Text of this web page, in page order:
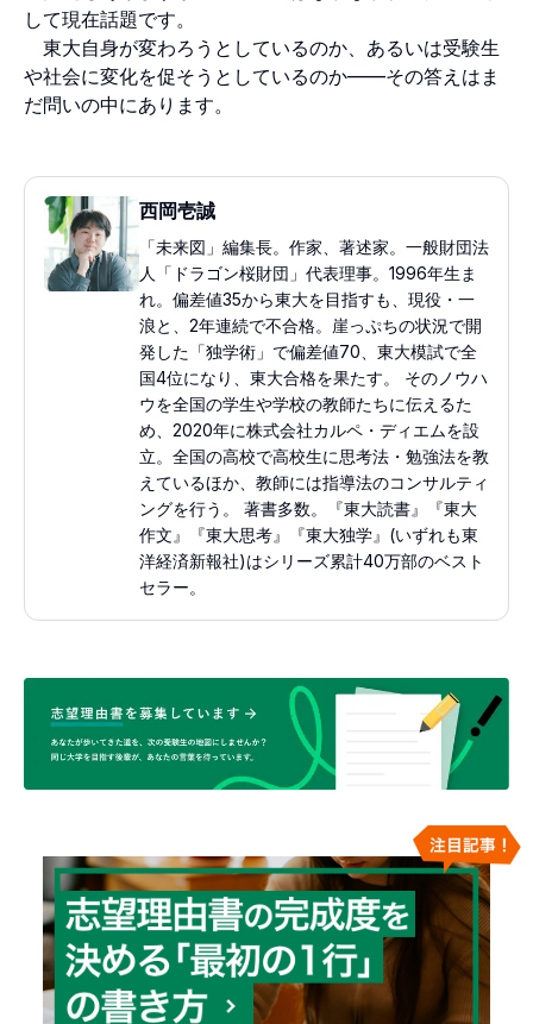
して現在話題です。
東大自身が変わろうとしているのか、あるいは受験生
や社会に変化を促そうとしているのか——その答えはま
だ問いの中にあります。
西岡壱誠
「未来図」編集長。作家、著述家。一般財団法
人「ドラゴン桜財団」代表理事。1996年生ま
れ。偏差値35から東大を目指すも、現役・一
浪と、2年連続で不合格。崖っぷちの状況で開
発した「独学術」で偏差値70、東大模試で全
国4位になり、東大合格を果たす。 そのノウハ
ウを全国の学生や学校の教師たちに伝えるた
め、2020年に株式会社カルペ・ディエムを設
立。全国の高校で高校生に思考法・勉強法を教
えているほか、教師には指導法のコンサルティ
ングを行う。 著書多数。『東大読書』『東大
作文』『東大思考』『東大独学』(いずれも東
洋経済新報社)はシリーズ累計40万部のベスト
セラー。